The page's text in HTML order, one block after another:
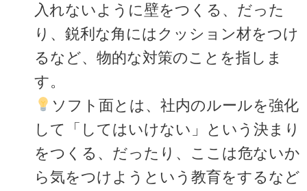
入れないように壁をつくる、だった
り、鋭利な角にはクッション材をつけ
るなど、物的な対策のことを指しま
す。
ソフト面とは、社内のルールを強化
して「してはいけない」という決まり
をつくる、だったり、ここは危ないか
ら気をつけようという教育をするなど